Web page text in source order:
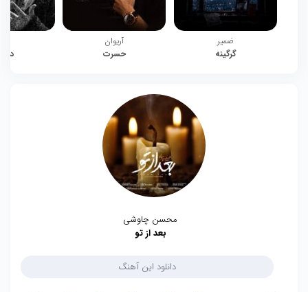
ضمیر
گرگینه
آریوان
حسرت
محسن چاوشی
بعد از تو
دانلود این آهنگ